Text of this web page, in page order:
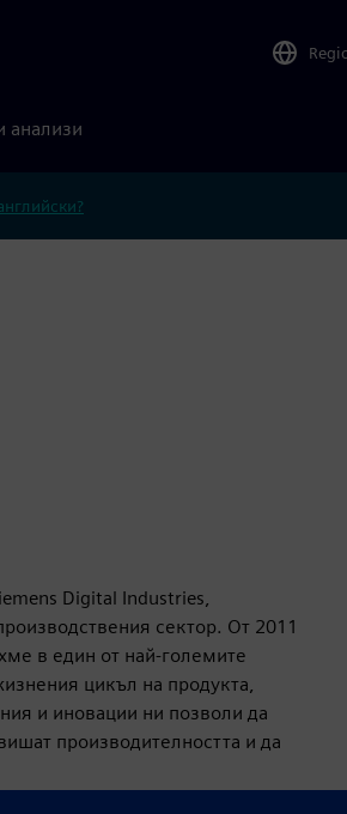
анализи
Digital Industries,
сектор. От 2011
в един от най-големите
цикъл на продукта,
и иновации ни позволи да
производителността и да